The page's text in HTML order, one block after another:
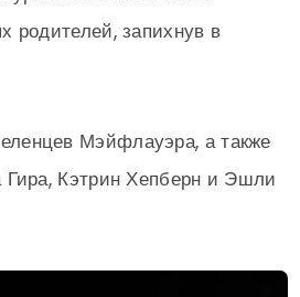
родителей, запихнув в
Мэйфлауэра, а также
Кэтрин Хепберн и Эшли